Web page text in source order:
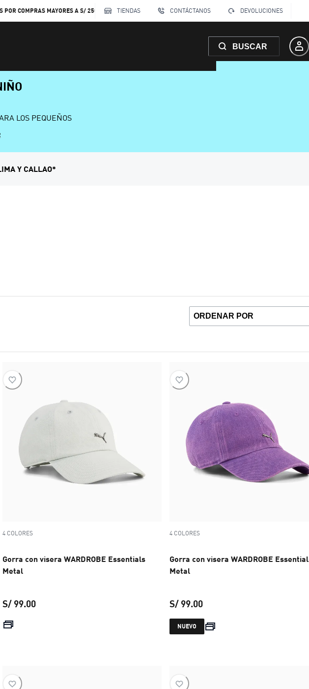
POR COMPRAS MAYORES A S/ 250 TIENDAS CONTÁCTANOS DEVOLUCIONES
BUSCAR
LOS PEQUEÑOS
Y CALLAO*
4 COLORES
Gorra con visera WARDROBE Essentials
Metal
S/ 99.00
4 COLORES
Gorra con visera WARDROBE
Metal
S/ 99.00
precio actual S/ 99.00
NUEVO